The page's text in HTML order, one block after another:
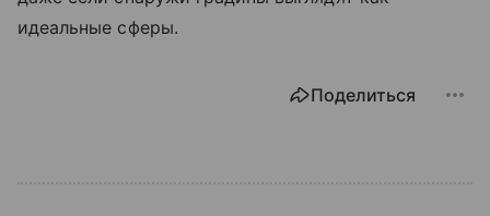
идеальные сферы.
Поделиться